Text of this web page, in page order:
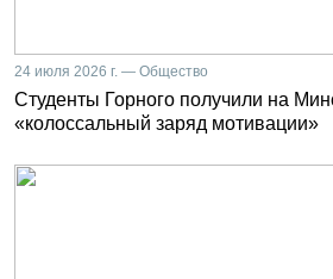
24 июля 2026 г. — Общество
Студенты Горного получили на
«колоссальный заряд мотивации»